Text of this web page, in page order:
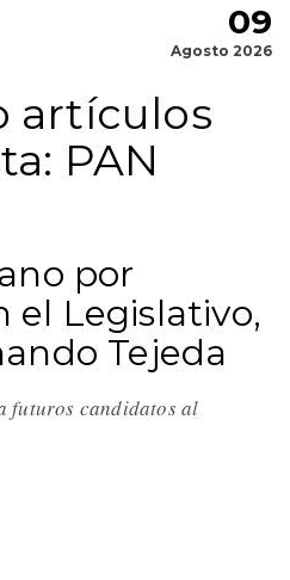
09
Agosto 2026
artículos
PAN
por
el Legislativo,
Tejeda
futuros candidatos al